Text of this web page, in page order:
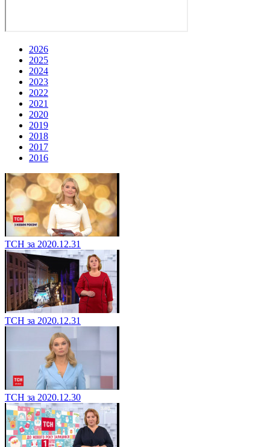
2026
2025
2024
2023
2022
2021
2020
2019
2018
2017
2016
ТСН за 2020.12.31
ТСН за 2020.12.31
ТСН за 2020.12.30